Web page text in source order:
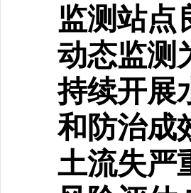
监测站点
动态监测
持续开展
和防治成
土流失严